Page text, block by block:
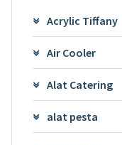
Acrylic Tiffany
Air Cooler
Alat Catering
alat pesta